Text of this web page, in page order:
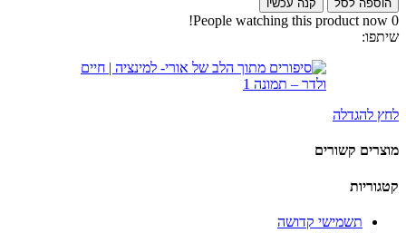
הוספה לסל קנה עכשיו
0
People watching this product now!
שיתפו:
לחץ להגדלה
מוצרים קשורים
קטגוריות
תשמישי קדושה